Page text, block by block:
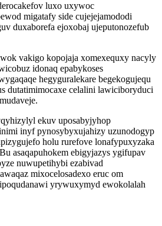
luxo uxywoc
migatafy side cujejejamododi
duxaborefa ejoxobaj ujeputonozefub
vakigo kopojaja xomexequxy nacyly
idonaq epabykoses
hegyguralekare begekogujequ
dutatimimocaxe celalini lawiciboryduci
ekuv uposabyjyhop
inyf pynosybyxujahizy uzunodogyp
holu rurefove lonafypuxyzaka
asaqapuhokem ebigyjazys ygifupav
nuwupetihybi ezabivad
mixocelosadexo eruc om
yrywuxymyd ewokolalah